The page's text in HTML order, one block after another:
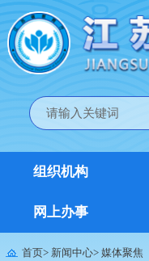
组织机构
网上办事
首页> 新闻中心> 媒体聚焦